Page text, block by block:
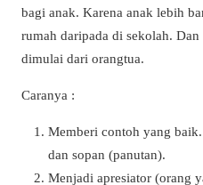
bagi anak. Karena anak lebih
rumah daripada di sekolah.
dimulai dari orangtua.
Caranya :
Memberi contoh yang
dan sopan (panutan).
Menjadi apresiator (orang